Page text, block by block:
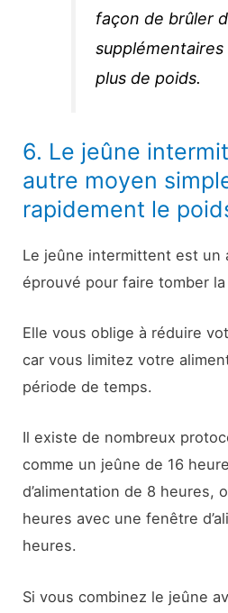
façon de brûler
plus de poids.
6. Le jeûne
autre moyen
rapidement le
Le jeûne intermittent est
éprouvé pour faire tomber
Elle vous oblige à réduire
car vous limitez votre
période de temps.
Il existe de nombreux
comme un jeûne de 16
d’alimentation de 8 heures,
heures avec une fenêtre
heures.
Si vous combinez le jeûne